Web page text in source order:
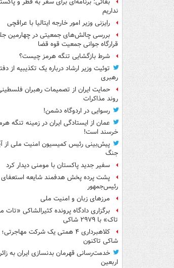
بقائی: برنامه‌ای برای سفر به قطر و
نداریم
رایزنی وزیر امور خارجه ایتالیا با عراقچی
بررسی چالش‌های جمعیتی در چهارمین
قرارگاه جوانی جمعیت قوه قضا
شرط بازگشایی تنگه هرمز چیست؟
توئیت وزیر ارشاد درباره یک تکذیبیه از
رهبری
حمایت ایران از تصمیمات رهبران
روند مذاکرات
رسوایی در اردوگاه دشمن!
عمان از ایستادگی ایران در زمینه تنگه
خرسند است!
پیش‌بینی رئیس کمیسیون امنیت ملی از
جنگ
سفیر جدید پاکستان با مومنی دیدار کرد
پشت پرده پخش هدفمند شایعه استعفای
رئیس‌جمهور
مرزهای زبان و امنیت ملی
برگزاری دادگاه پرونده کثیرالشاکی «تات
تاک» با ۲۹۷۹ شاکی
شاکی تاکنون
خدمت‌رسانی قهرمان بدنسازی ایران به
اربعین